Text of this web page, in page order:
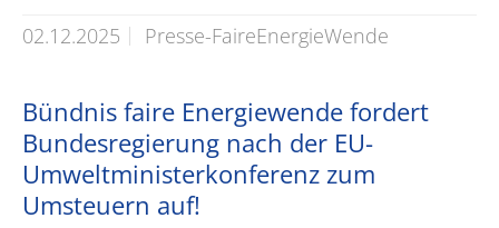
02.12.2025 Presse-FaireEnergieWende
Bündnis faire Energiewende fordert
Bundesregierung nach der EU-
Umweltministerkonferenz zum
Umsteuern auf!